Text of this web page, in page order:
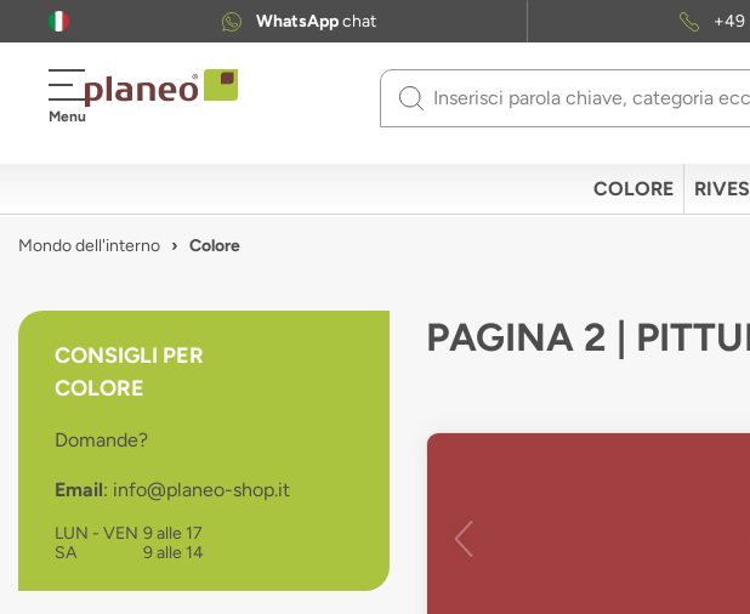
WhatsAppchat +49
Menu
Use
arrows
Press
COLORE
Mondo dell'interno Colore
CONSIGLI PER
COLORE
Domande?
Email: info@planeo-shop.it
LUN - VEN 9 alle 17
SA
9 alle 14
PAGINA 2 |